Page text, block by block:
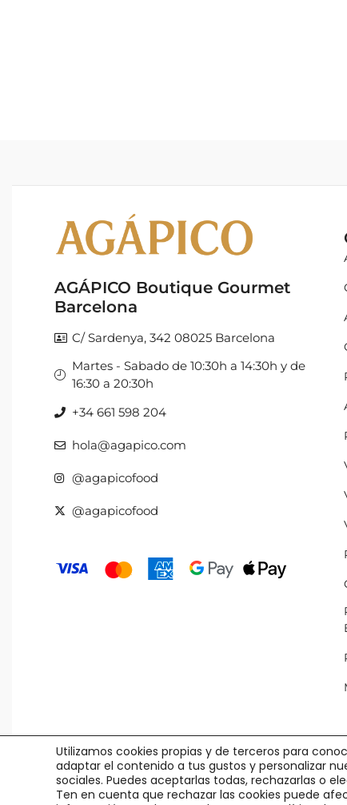
AGÁPICO Boutique Gourmet
Barcelona
C/ Sardenya, 342 08025 Barcelona
Martes - Sabado de 10:30h a 14:30h y de
16:30 a 20:30h
+34 661 598 204
hola@agapico.com
@agapicofood
@agapicofood
Utilizamos cookies propias y de terceros para
adaptar el contenido a tus gustos y personalizar
sociales. Puedes aceptarlas todas, rechazarlas o
Ten en cuenta que rechazar las cookies puede